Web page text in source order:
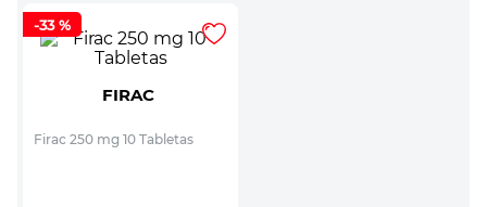
-33 %
FIRAC
Firac 250 mg 10 Tabletas